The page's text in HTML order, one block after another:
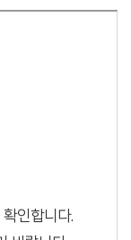
인합니다.